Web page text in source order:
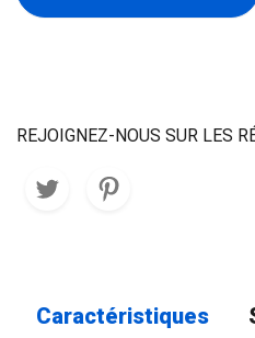
REJOIGNEZ-NOUS SUR LES
Caractéristiques